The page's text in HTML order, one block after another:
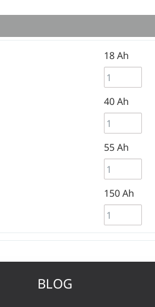
18 Ah
40 Ah
55 Ah
150 Ah
BLOG